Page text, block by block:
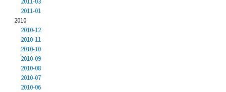
2011-01
2010
2010-12
2010-11
2010-10
2010-09
2010-08
2010-07
2010-06